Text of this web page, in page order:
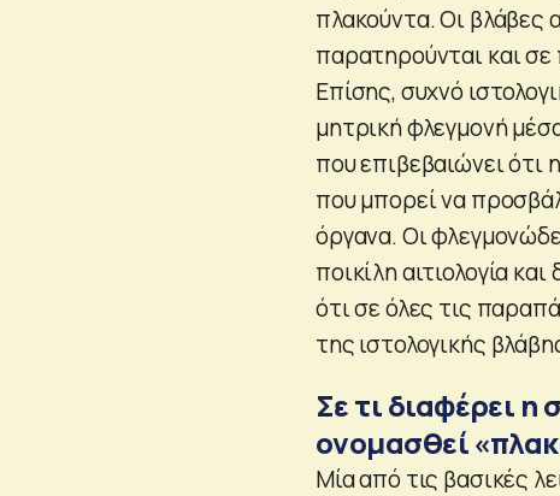
πλακούντα. Οι βλάβες
παρατηρούνται και
Επίσης, συχνό
μητρική φλεγμονή
που επιβεβαιώνει ότι
που μπορεί να
όργανα. Οι
ποικίλη αιτιολογία
ότι σε όλες τις
της ιστολογικής
Σε τι διαφέρει
ονομασθεί
Μία από τις βασικές